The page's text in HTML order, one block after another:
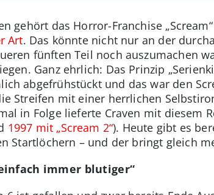
gehört das Horror-Franchise
Art. Das könnte nicht nur an der
fünften Teil noch auszumachen
Ganz ehrlich: Das Prinzip
abgefrühstückt und das war den
Streifen mit einer herrlichen
in Folge lieferte Craven mit diesem
1997 mit „Scream 2“). Heute gibt es
Startlöchern – und der bringt gleich
immer blutiger“